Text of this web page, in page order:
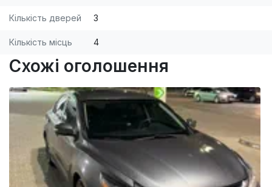
Кількість дверей 3
Кількість місць 4
Схожі оголошення